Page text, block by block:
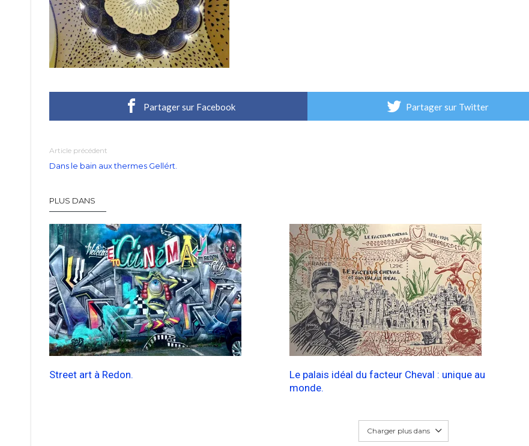
Partager sur Facebook Partager sur Twitter
Article précédent
Dans le bain aux thermes Gellért.
PLUS DANS
Street art à Redon.
Le palais idéal du facteur Cheval : unique au
monde.
Charger plus dans